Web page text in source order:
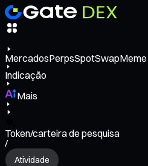
MercadosPerpsSpotSwapMeme
Indicação
Mais
Token/carteira de pesquisa
/
Atividade